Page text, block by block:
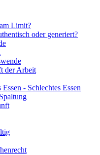
Limit?
oder generiert?
der Arbeit
- Schlechtes Essen